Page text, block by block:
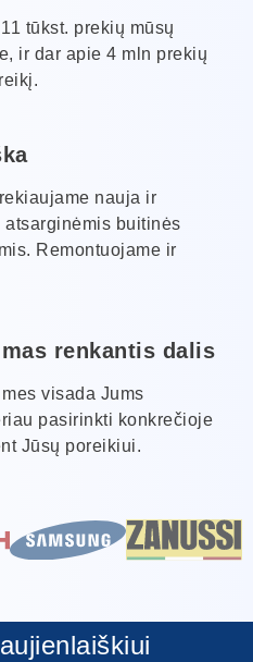
tūkst. prekių mūsų
ir dar apie 4 mln prekių
nauja ir
buitinės
Remontuojame ir
renkantis dalis
visada Jums
pasirinkti konkrečioje
Jūsų poreikiui.